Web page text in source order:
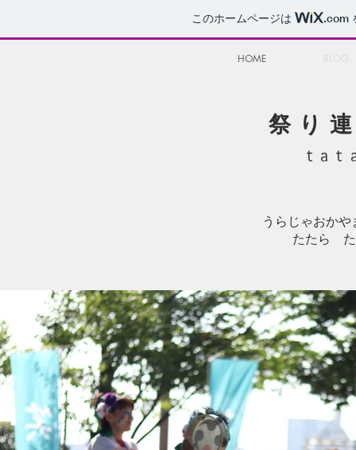
このホームページは .com
HOME
祭り
うらじゃおか
たたら